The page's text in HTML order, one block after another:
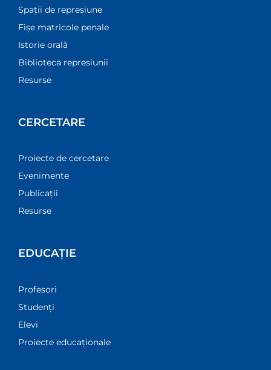
Spații de represiune
Fișe matricole penale
Istorie orală
Biblioteca represiunii
Resurse
CERCETARE
Proiecte de cercetare
Evenimente
Publicații
Resurse
EDUCAȚIE
Profesori
Studenți
Elevi
Proiecte educaționale